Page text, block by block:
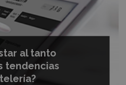
al tanto
tendencias